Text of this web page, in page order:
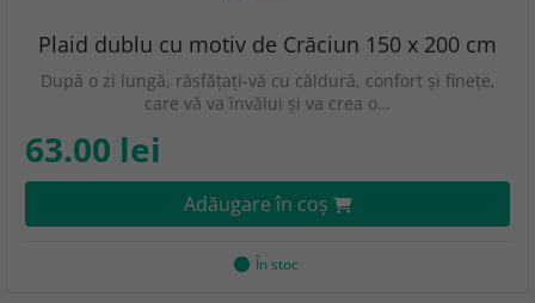
Plaid dublu cu motiv de Crăciun 150 x 200 cm
După o zi lungă, răsfățați-vă cu căldură, confort și finețe,
care vă va învălui și va crea o…
63.00 lei
Adăugare în coş
În stoc